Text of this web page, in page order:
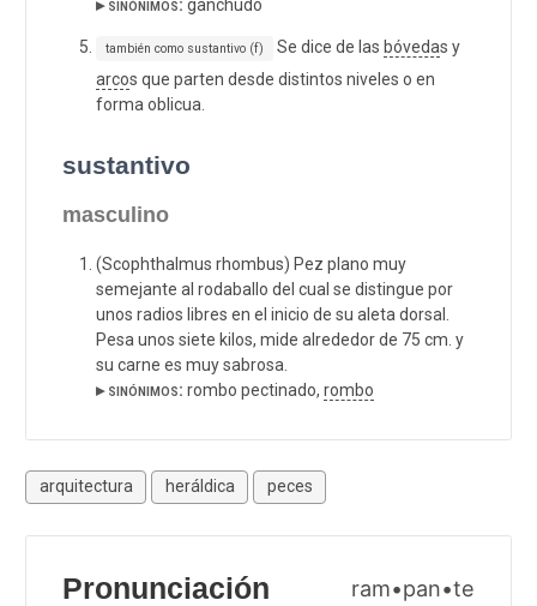
▸ sinónimos: ganchudo
también como sustantivo (f) Se dice de las bóvedas y
arcos que parten desde distintos niveles o en
forma oblicua.
sustantivo
masculino
(Scophthalmus rhombus) Pez plano muy
semejante al rodaballo del cual se distingue por
unos radios libres en el inicio de su aleta dorsal.
Pesa unos siete kilos, mide alrededor de 75 cm. y
su carne es muy sabrosa.
▸ sinónimos: rombo pectinado, rombo
arquitectura heráldica peces
Pronunciación ram•pan•te